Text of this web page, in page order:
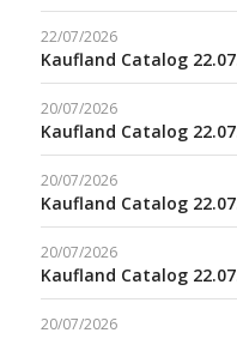
22/07/2026
Kaufland Catalog
20/07/2026
Kaufland Catalog
20/07/2026
Kaufland Catalog
20/07/2026
Kaufland Catalog
20/07/2026